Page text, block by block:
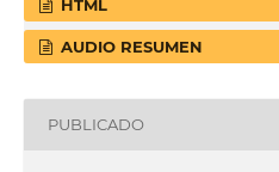
HTML
AUDIO RESUMEN
PUBLICADO